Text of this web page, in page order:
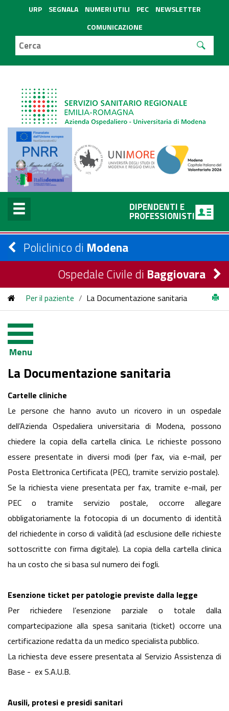
URP SEGNALA NUMERI UTILI PEC
NEWSLETTER
COMUNICAZIONE
DIPENDENTI E
PROFESSIONISTI
Policlinico di Modena
Ospedale Civile di Baggiovara
Per il paziente / La Documentazione sanitaria
Menu
La Documentazione sanitaria
Cartelle cliniche
Le persone che hanno avuto un ricovero in un ospedale
dell’Azienda Ospedaliera universitaria di Modena, possono
chiedere la copia della cartella clinica. Le richieste possono
essere presentate in diversi modi (per fax, via e-mail, per
Posta Elettronica Certificata (PEC), tramite servizio postale).
Se la richiesta viene presentata per fax, tramite e-mail, per
PEC o tramite servizio postale, occorre allegare
obbligatoriamente la fotocopia di un documento di identità
del richiedente in corso di validità (ad esclusione delle richieste
sottoscritte con firma digitale). La copia della cartella clinica
ha un costo che si basa sul numero dei fogli.
Esenzione ticket per patologie previste dalla legge
Per richiedere l’esenzione parziale o totale dalla
compartecipazione alla spesa sanitaria (ticket) occorre una
certificazione redatta da un medico specialista pubblico.
La richiesta deve essere presentata al Servizio Assistenza di
Base - ex S.A.U.B.
Ausili, protesi e presidi sanitari